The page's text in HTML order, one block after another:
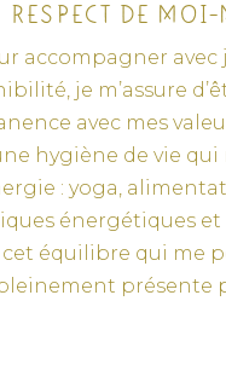
RESPECT DE MOI-
accompagner avec
je m’assure
avec mes
hygiène de vie
: yoga,
énergétiques et
cet équilibre qui me
présente